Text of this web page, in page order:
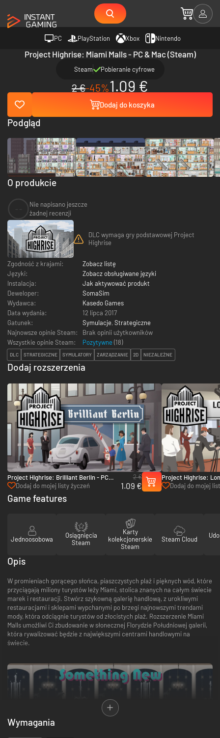
PC PlayStation Xbox Nintendo
Project Highrise: Miami Malls - PC & Mac (Steam)
Steam Pobieranie cyfrowe
2 €-45%1.09 €
Dodaj do koszyka
O produkcie
Nie napisano jeszcze
żadnej recenzji
DLC wymaga gry podstawowej Project
Highrise
Zgodność z krajami:
Zobacz listę
Języki:
Zobacz obsługiwane języki
Instalacja:
Jak aktywować produkt
Deweloper:
SomaSim
Wydawca:
Kasedo Games
Data wydania:
12 lipca 2017
Gatunek:
Symulacje, Strategiczne
Najnowsze opinie Steam:
Brak opinii użytkowników
Wszystkie opinie Steam:
Pozytywne (18)
DLC STRATEGICZNE SYMULATORY ZARZĄDZANIE 2D NIEZALEŻNE
Dodaj rozszerzenia
Project Highrise: Brilliant Berlin - PC
(Steam)
Dodaj do mojej listy życzeń
2 €
1.09 €
Project Highrise:
(Steam)
Dodaj do mojej
Podgląd
Game features
Jednoosobowa
Osiągnięcia
Steam
Karty
kolekcjonerskie
Steam
Steam Cloud
Opis
W promieniach gorącego słońca, piaszczystych plaż i pięknych wód, które
przyciągają miliony turystów leży Miami, stolica znanych na całym świecie
marek i restauracji. Stwórz szykowną galerię handlową, z urokliwymi
restauracjami i sklepami wypchanymi po brzegi najnowszymi trendami
mody, która odciągnie turystów od złocistych plaż. Rozszerzenie Miami
Malls umożliwi Ci zbudowanie w słonecznej Florydzie Południowej galerii,
która rywalizować będzie z największymi centrami handlowymi na
świecie.
Wymagania